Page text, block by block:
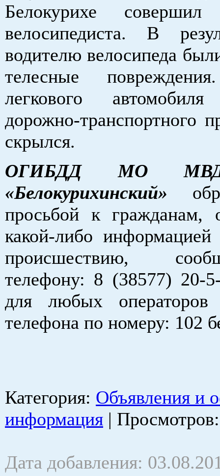
Белокурихе
велосипедиста. В
водителю велосипеда
телесные
легкового
дорожно-транспортного
скрылся.
ОГИБДД МО МВД
«Белокурихинский»
просьбой к гражданам,
какой-либо
происшествию,
телефону: 8 (38577) 20-
для любых операторов
телефона по номеру: 102
Категория: Объявления и
информация | Просмотров
Дата добавления: